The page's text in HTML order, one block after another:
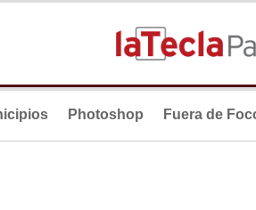
Photoshop Fuera de